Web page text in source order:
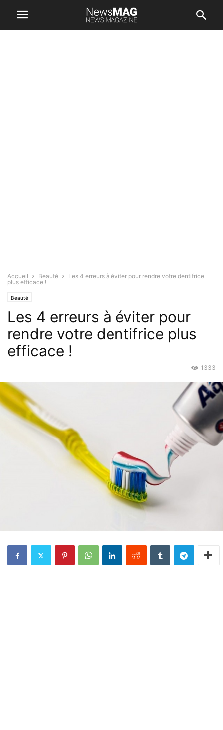
Accueil Beauté
Les 4 erreurs à éviter pour rendre votre dentifrice
plus efficace !
Beauté
Les 4 erreurs à éviter pour
rendre votre dentifrice plus
efficace !
1333